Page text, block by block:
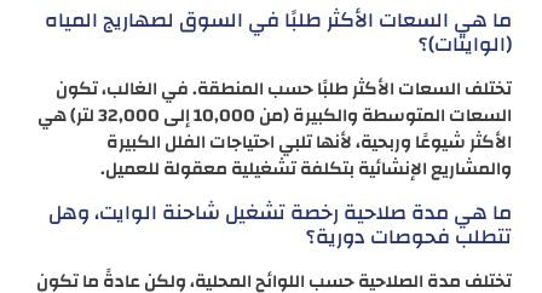
ما هي السعات الأكثر طلبًا في السوق لصهاريج المياه
(الوايتات)؟
تختلف السعات الأكثر طلبًا حسب المنطقة. في الغالب، تكون
السعات المتوسطة والكبيرة (من 10,000 إلى 32,000 لتر) هي
الأكثر شيوعًا وربحية، لأنها تلبي احتياجات الفلل الكبيرة
والمشاريع الإنشائية بتكلفة تشغيلية معقولة للعميل.
ما هي مدة صلاحية رخصة تشغيل شاحنة الوايت، وهل
تتطلب فحوصات دورية؟
تختلف مدة الصلاحية حسب اللوائح المحلية، ولكن عادةً ما تكون